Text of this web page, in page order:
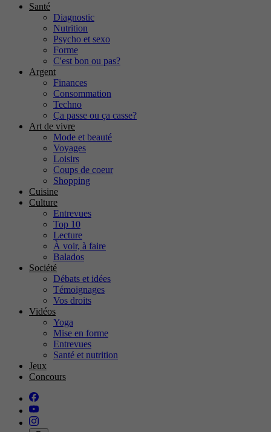
Santé
Diagnostic
Nutrition
Psycho et sexo
Forme
C'est bon ou pas?
Argent
Finances
Consommation
Techno
Ça passe ou ça casse?
Art de vivre
Mode et beauté
Voyages
Loisirs
Coups de coeur
Shopping
Cuisine
Culture
Entrevues
Top 10
Lecture
À voir, à faire
Balados
Société
Débats et idées
Témoignages
Vos droits
Vidéos
Yoga
Mise en forme
Entrevues
Santé et nutrition
Jeux
Concours